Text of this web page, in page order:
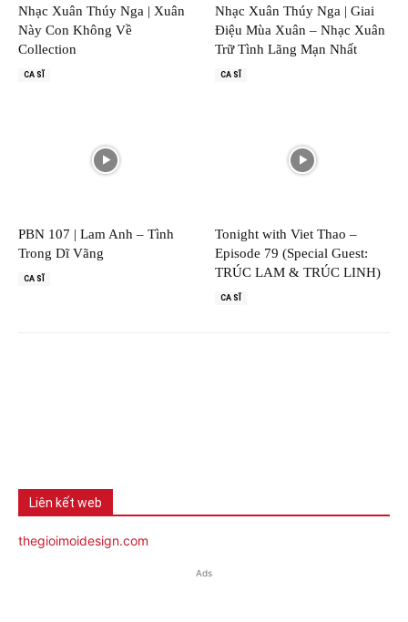
Nhạc Xuân Thúy Nga | Xuân
Này Con Không Về
Collection
CA SĨ
Nhạc Xuân Thúy Nga | Giai
Điệu Mùa Xuân – Nhạc Xuân
Trữ Tình Lãng Mạn Nhất
CA SĨ
PBN 107 | Lam Anh – Tình
Trong Dĩ Vãng
CA SĨ
Tonight with Viet Thao –
Episode 79 (Special Guest:
TRÚC LAM & TRÚC LINH)
CA SĨ
Liên kết web
thegioimoidesign.com
Ads